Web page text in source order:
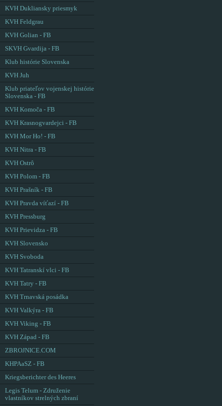
KVH Dukliansky priesmyk
KVH Feldgrau
KVH Golian - FB
SKVH Gvardija - FB
Klub histórie Slovenska
KVH Juh
Klub priateľov vojenskej histórie
Slovenska - FB
KVH Komoča - FB
KVH Krasnogvardejci - FB
KVH Mor Ho! - FB
KVH Nitra - FB
KVH Ostrô
KVH Polom - FB
KVH Prašník - FB
KVH Pravda víťazí - FB
KVH Pressburg
KVH Prievidza - FB
KVH Slovensko
KVH Svoboda
KVH Tatranskí vlci - FB
KVH Tatry - FB
KVH Trnavská posádka
KVH Valkýra - FB
KVH Viking - FB
KVH Západ - FB
ZBROJNICE.COM
KHPAaSZ - FB
Kriegsberichter des Heeres
Legis Telum - Združenie
vlastníkov strelných zbraní